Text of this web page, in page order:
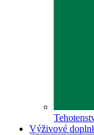
Výživové